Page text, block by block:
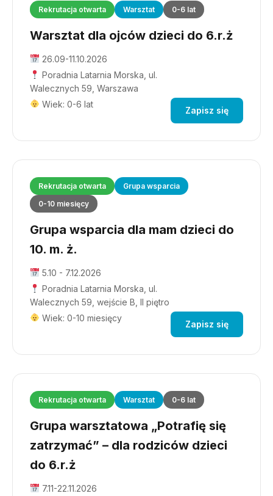
Rekrutacja otwarta Warsztat 0-6 lat
Warsztat dla ojców dzieci do 6.r.ż
26.09-11.10.2026
Poradnia Latarnia Morska, ul.
Walecznych 59, Warszawa
Wiek: 0-6 lat
Zapisz się
Rekrutacja otwarta
Grupa wsparcia
0-10 miesięcy
Grupa wsparcia dla mam dzieci do
10. m. ż.
5.10 - 7.12.2026
Poradnia Latarnia Morska, ul.
Walecznych 59, wejście B, II piętro
Wiek: 0-10 miesięcy
Zapisz się
Rekrutacja otwarta Warsztat 0-6 lat
Grupa warsztatowa „Potrafię się
zatrzymać” – dla rodziców dzieci
do 6.r.ż
7.11-22.11.2026